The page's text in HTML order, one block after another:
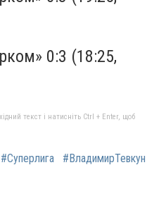
0:3 (18:25,
текст і натисніть Ctrl + Enter, щоб
#Суперлига
#ВладимирТевкун